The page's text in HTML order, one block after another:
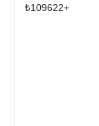
₺109622+